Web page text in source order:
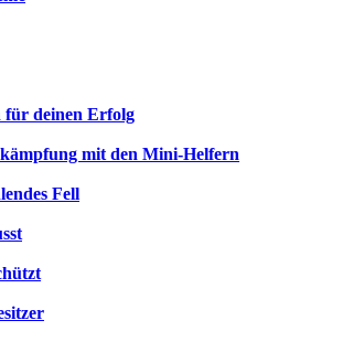
für deinen Erfolg
mit den Mini-Helfern
Fell